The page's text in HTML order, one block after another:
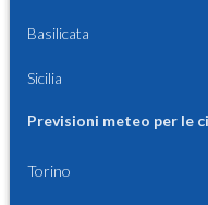
Basilicata
Sicilia
Previsioni meteo per le
Torino